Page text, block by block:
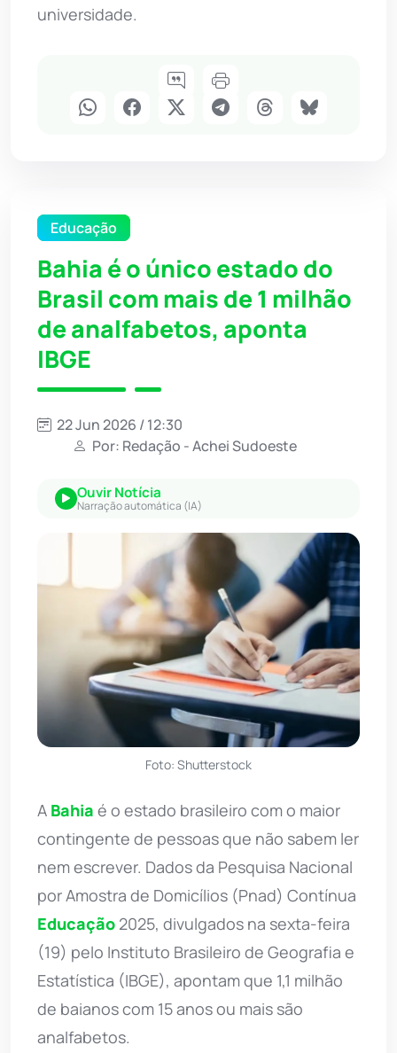
universidade.
Educação
Bahia é o único estado do
Brasil com mais de 1 milhão
de analfabetos, aponta
IBGE
22 Jun 2026 / 12:30
Por: Redação - Achei Sudoeste
Ouvir Notícia
Narração automática (IA)
Foto: Shutterstock
A Bahia é o estado brasileiro com o maior
contingente de pessoas que não sabem ler
nem escrever. Dados da Pesquisa Nacional
por Amostra de Domicílios (Pnad) Contínua
Educação 2025, divulgados na sexta-feira
(19) pelo Instituto Brasileiro de Geografia e
Estatística (IBGE), apontam que 1,1 milhão
de baianos com 15 anos ou mais são
analfabetos.